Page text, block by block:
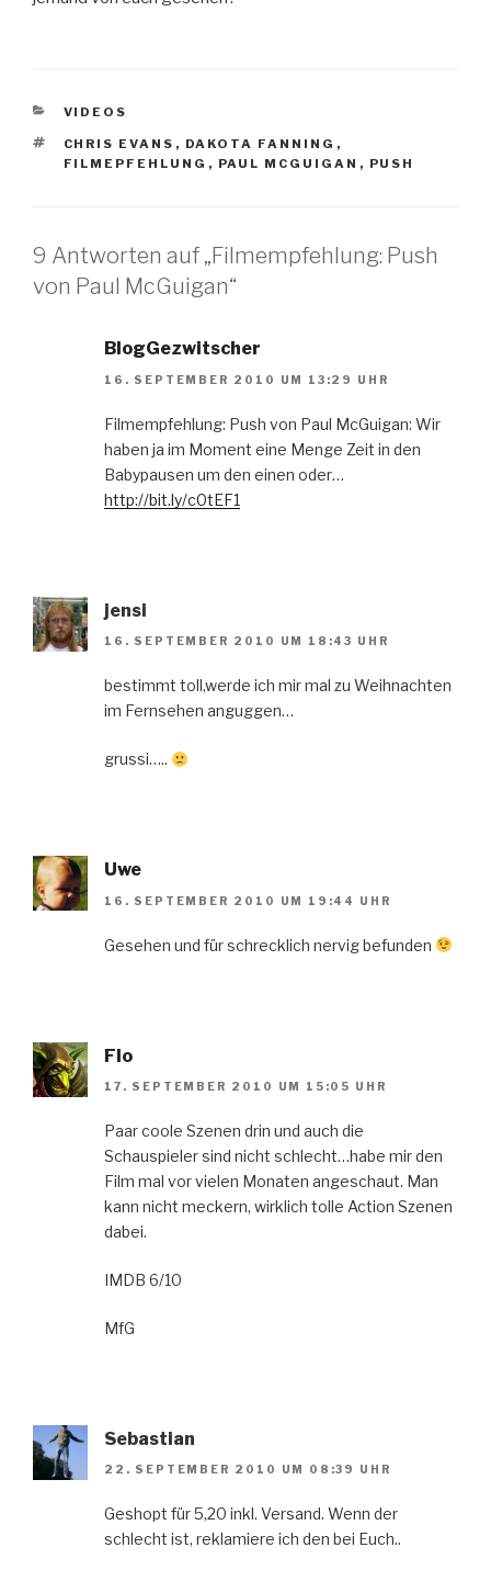
KATEGORIEN
VIDEOS
SCHLAGWÖRTER
CHRIS EVANS , DAKOTA FANNING ,
FILMEPFEHLUNG , PAUL MCGUIGAN , PUSH
9 Antworten auf „Filmempfehlung: Push
von Paul McGuigan“
BlogGezwitscher
16. SEPTEMBER 2010 UM 13:29 UHR
Filmempfehlung: Push von Paul McGuigan: Wir
haben ja im Moment eine Menge Zeit in den
Babypausen um den einen oder…
http://bit.ly/c0tEF1
jensi
16. SEPTEMBER 2010 UM 18:43 UHR
bestimmt toll,werde ich mir mal zu Weihnachten
im Fernsehen anguggen…
grussi…..
Uwe
16. SEPTEMBER 2010 UM 19:44 UHR
Gesehen und für schrecklich nervig befunden
Flo
17. SEPTEMBER 2010 UM 15:05 UHR
Paar coole Szenen drin und auch die
Schauspieler sind nicht schlecht…habe mir den
Film mal vor vielen Monaten angeschaut. Man
kann nicht meckern, wirklich tolle Action Szenen
dabei.
IMDB 6/10
MfG
Sebastian
22. SEPTEMBER 2010 UM 08:39 UHR
Geshopt für 5,20 inkl. Versand. Wenn der
schlecht ist, reklamiere ich den bei Euch..